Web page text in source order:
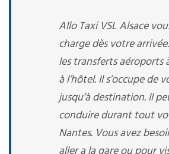
Allo Taxi VSL Alsace
charge dès votre
les transferts aéroports
à l’hôtel. Il s’occupe de
jusqu’à destination. Il
conduire durant tout
Nantes. Vous avez